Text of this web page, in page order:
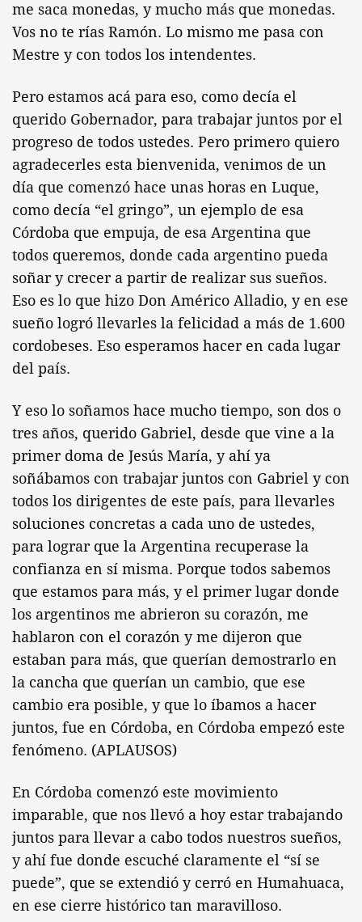
me saca monedas, y mucho más que monedas.
Vos no te rías Ramón. Lo mismo me pasa con
Mestre y con todos los intendentes.
Pero estamos acá para eso, como decía el
querido Gobernador, para trabajar juntos por el
progreso de todos ustedes. Pero primero quiero
agradecerles esta bienvenida, venimos de un
día que comenzó hace unas horas en Luque,
como decía “el gringo”, un ejemplo de esa
Córdoba que empuja, de esa Argentina que
todos queremos, donde cada argentino pueda
soñar y crecer a partir de realizar sus sueños.
Eso es lo que hizo Don Américo Alladio, y en ese
sueño logró llevarles la felicidad a más de 1.600
cordobeses. Eso esperamos hacer en cada lugar
del país.
Y eso lo soñamos hace mucho tiempo, son dos o
tres años, querido Gabriel, desde que vine a la
primer doma de Jesús María, y ahí ya
soñábamos con trabajar juntos con Gabriel y con
todos los dirigentes de este país, para llevarles
soluciones concretas a cada uno de ustedes,
para lograr que la Argentina recuperase la
confianza en sí misma. Porque todos sabemos
que estamos para más, y el primer lugar donde
los argentinos me abrieron su corazón, me
hablaron con el corazón y me dijeron que
estaban para más, que querían demostrarlo en
la cancha que querían un cambio, que ese
cambio era posible, y que lo íbamos a hacer
juntos, fue en Córdoba, en Córdoba empezó este
fenómeno. (APLAUSOS)
En Córdoba comenzó este movimiento
imparable, que nos llevó a hoy estar trabajando
juntos para llevar a cabo todos nuestros sueños,
y ahí fue donde escuché claramente el “sí se
puede”, que se extendió y cerró en Humahuaca,
en ese cierre histórico tan maravilloso.